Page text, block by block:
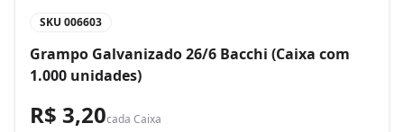
SKU 006603
Grampo Galvanizado 26/6 Bacchi (Caixa com
1.000 unidades)
R$ 3,20cada Caixa